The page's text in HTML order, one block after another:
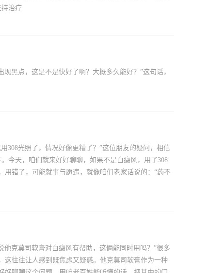
持治疗
黑点，这是不是快好了啊？大概多久能好？”这句话，
308光照了，情况好像更糟了？”这位朋友的疑问，相信
今天，咱们就来好好聊聊，如果不是白癜风，用了308
错了，可能就事与愿违，就像咱们老家话说的：“药不
克莫司软膏对白癜风有帮助，这俩能同时用吗？”很多
这往往让人感到既焦虑又疑惑。他克莫司软膏作为一种